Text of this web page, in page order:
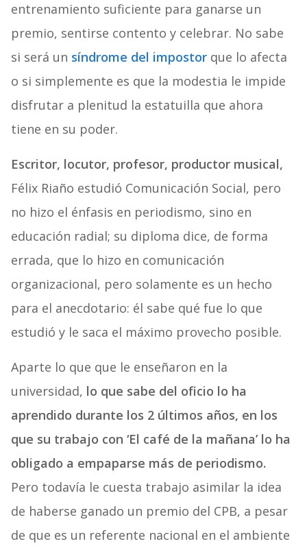
entrenamiento suficiente para ganarse un
premio, sentirse contento y celebrar. No sabe
si será un síndrome del impostorque lo afecta
o si simplemente es que la modestia le impide
disfrutar a plenitud la estatuilla que ahora
tiene en su poder.
Escritor, locutor, profesor, productor musical,
Félix Riaño estudió Comunicación Social, pero
no hizo el énfasis en periodismo, sino en
educación radial; su diploma dice, de forma
errada, que lo hizo en comunicación
organizacional, pero solamente es un hecho
para el anecdotario: él sabe qué fue lo que
estudió y le saca el máximo provecho posible.
Aparte lo que que le enseñaron en la
universidad, lo que sabe del oficio lo ha
aprendido durante los 2 últimos años, en los
que su trabajo con ‘El café de la mañana’ lo ha
obligado a empaparse más de periodismo.
Pero todavía le cuesta trabajo asimilar la idea
de haberse ganado un premio del CPB, a pesar
de que es un referente nacional en el ambiente